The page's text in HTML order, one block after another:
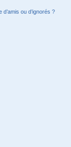
ou d’ignorés ?